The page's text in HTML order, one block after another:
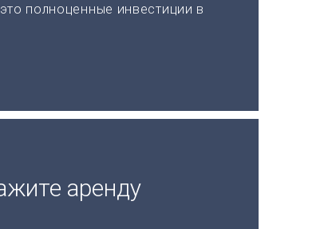
полноценные инвестиции в
аренду